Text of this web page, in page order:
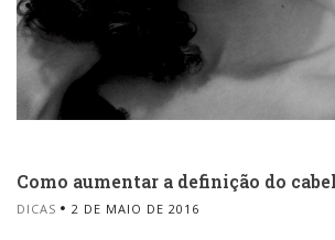
Como aumentar a definição do
DICAS 2 DE MAIO DE 2016